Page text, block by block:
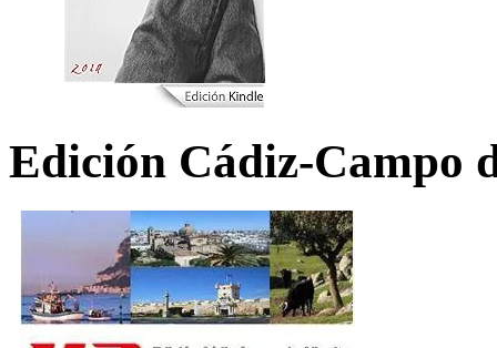
Edición Cádiz-Campo